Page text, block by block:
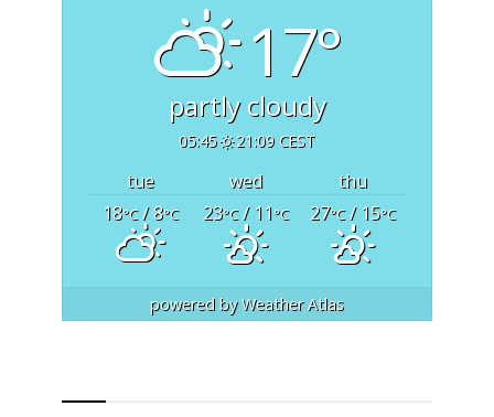
17°
partly cloudy
05:45 21:09 CEST
tue wed
thu
18°C/ 8°C 23°C/ 11°C 27°C/ 15°C
powered byWeather Atlas